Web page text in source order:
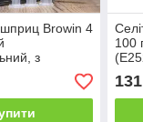
Browin 4
з
сталі, 4
мм
100
до
131